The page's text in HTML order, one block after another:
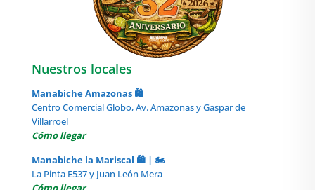
Nuestros locales
Manabiche Amazonas 🛍️
Centro Comercial Globo, Av. Amazonas y Gaspar de
Villarroel
Cómo llegar
Manabiche la Mariscal 🛍️ | 🏍️
La Pinta E537 y Juan León Mera